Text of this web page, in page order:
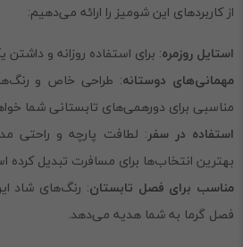
از کاربردهای این شومیز را ارائه می‌دهیم:
استایل روزمره: برای استفاده روزانه و
مهمانی‌های دوستانه: طراحی خاص و
مناسبی برای دورهمی‌های تابستانی شما
استفاده در سفر: لطافت پارچه و راحتی
بهترین انتخاب‌ها برای مسافرت تبدیل کرده
مناسب برای فصل تابستان: رنگ‌های شاد
فصل گرما به شما هدیه می‌دهد.